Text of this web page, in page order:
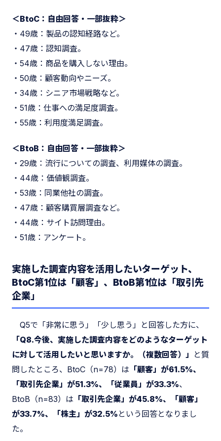
＜BtoC：自由回答・一部抜粋＞
・49歳：製品の認知経路など。
・47歳：認知調査。
・54歳：商品を購入しない理由。
・50歳：顧客動向やニーズ。
・34歳：シニア市場戦略など。
・51歳：仕事への満足度調査。
・55歳：利用度満足調査。
＜BtoB：自由回答・一部抜粋＞
・29歳：流行についての調査、利用媒体の調査。
・44歳：価値観調査。
・53歳：同業他社の調査。
・47歳：顧客購買層調査など。
・44歳：サイト訪問理由。
・51歳：アンケート。
実施した調査内容を活用したいターゲット、
BtoC第1位は「顧客」、BtoB第1位は「取引先
企業」
Q5で「非常に思う」「少し思う」と回答した方に、
「Q8.今後、実施した調査内容をどのようなターゲット
に対して活用したいと思いますか。（複数回答）」
と質
問したところ、BtoC（n=78）は 「顧客」が61.5%、
「取引先企業」が51.3%、「従業員」が33.3%、
BtoB（n=83）は 「取引先企業」が45.8%、「顧客」
が33.7%、「株主」が32.5% という回答となりまし
た。